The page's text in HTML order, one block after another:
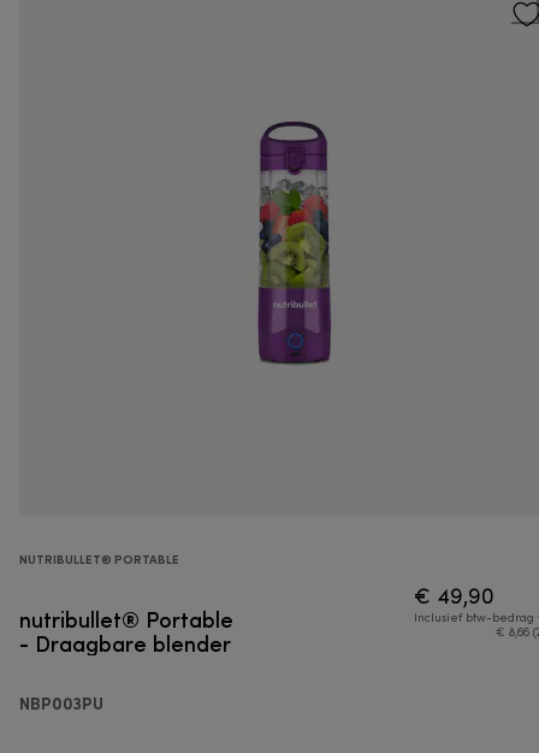
NUTRIBULLET® PORTABLE
nutribullet® Portable
- Draagbare blender
NBP003PU
€ 49,90
Inclusief btw-bedrag
€ 8,66